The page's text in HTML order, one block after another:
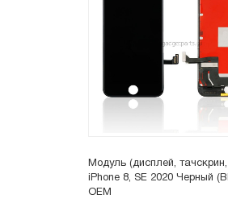
Модуль (дисплей,
iPhone 8, SE 2020 Черный
OEM